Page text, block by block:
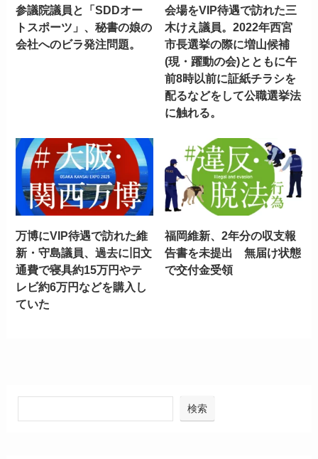
参議院議員と「SDDオー
トスポーツ」、秘書の娘の
会社へのビラ発注問題。
会場をVIP待遇で訪れた三
木けえ議員。2022年西宮
市長選挙の際に増山候補
(現・躍動の会)とともに午
前8時以前に証紙チラシを
配るなどをして公職選挙法
に触れる。
万博にVIP待遇で訪れた維
新・守島議員、過去に旧文
通費で寝具約15万円やテ
レビ約6万円などを購入し
ていた
福岡維新、2年分の収支報
告書を未提出 無届け状態
で交付金受領
検索